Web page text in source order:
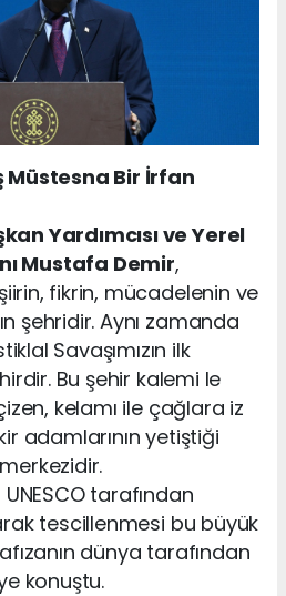
Bir İrfan
Yardımcısı ve Yerel
Mustafa Demir,
fikrin, mücadelenin ve
şehridir. Aynı zamanda
Savaşımızın ilk
Bu şehir kalemi le
kelamı ile çağlara iz
adamlarının yetiştiği
tarafından
tescillenmesi bu büyük
dünya tarafından
konuştu.